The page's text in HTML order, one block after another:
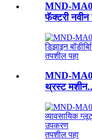
MND-
फॅक्टरी नवीन
तपशील पहा
MND-
थ्रस्ट
तपशील पहा